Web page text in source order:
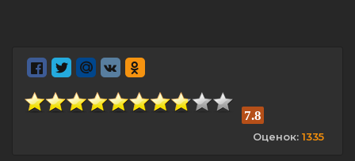
7.8
Оценок: 1335